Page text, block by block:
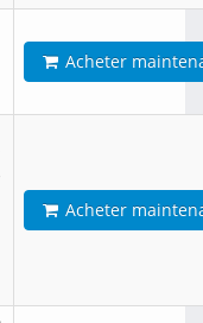
Acheter
Acheter